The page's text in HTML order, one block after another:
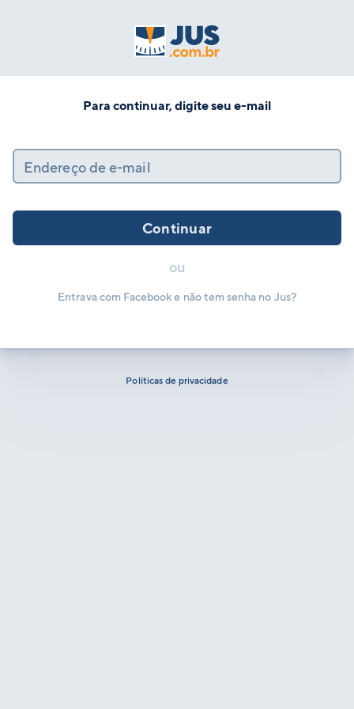
Para continuar, digite seu e-mail
Endereço de e-mail
Continuar
ou
Entrava com Facebook e não tem senha no Jus?
Políticas de privacidade